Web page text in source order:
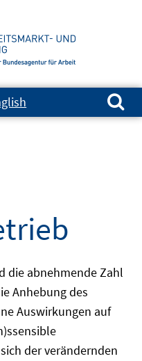
Suchen nach:
die abnehmende Zahl
Anhebung des
Auswirkungen auf
der verändernden